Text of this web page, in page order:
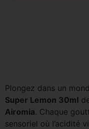
Plongez dans un
Super Lemon 30ml
Airomia. Chaque
sensoriel où l’acidité